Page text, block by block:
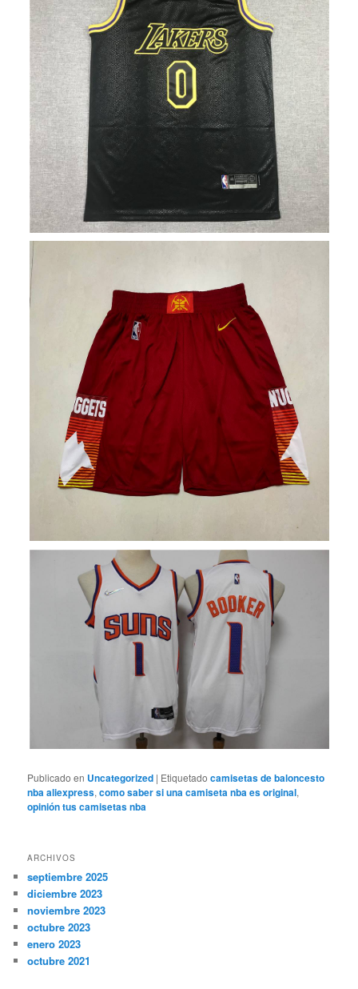
Publicado en Uncategorized | Etiquetado camisetas de baloncesto
nba aliexpress,como saber si una camiseta nba es original,
opinión tus camisetas nba
ARCHIVOS
septiembre 2025
diciembre 2023
noviembre 2023
octubre 2023
enero 2023
octubre 2021